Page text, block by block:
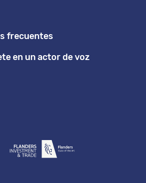
frecuentes
en un actor de voz